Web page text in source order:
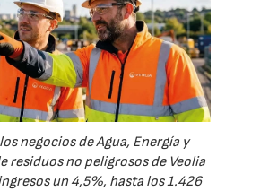
negocios de Agua, Energía y
residuos no peligrosos de Veolia
un 4,5%, hasta los 1.426